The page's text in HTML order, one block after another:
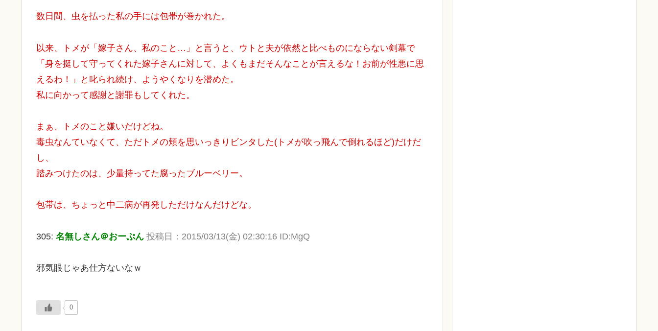
数日間、虫を払った私の手には包帯が巻かれた。
以来、トメが「嫁子さん、私のこと…」と言うと、ウトと夫が依然と比べものにならない剣幕で
「身を挺して守ってくれた嫁子さんに対して、よくもまだそんなことが言えるな！お前が性悪に思
えるわ！」と叱られ続け、ようやくなりを潜めた。
私に向かって感謝と謝罪もしてくれた。
まぁ、トメのこと嫌いだけどね。
毒虫なんていなくて、ただトメの頬を思いっきりビンタした(トメが吹っ飛んで倒れるほど)だけだ
し、
踏みつけたのは、少量持ってた腐ったブルーベリー。
包帯は、ちょっと中二病が再発しただけなんだけどな。
305: 名無しさん＠おーぷん 投稿日：2015/03/13(金) 02:30:16 ID:MgQ
邪気眼じゃあ仕方ないなｗ
0